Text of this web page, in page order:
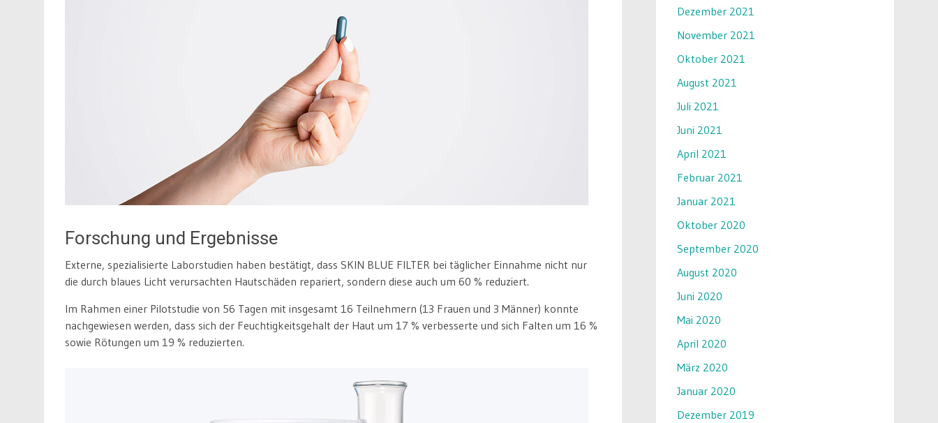
Forschung und Ergebnisse
Externe, spezialisierte Laborstudien haben bestätigt, dass SKIN BLUE FILTER bei täglicher Einnahme nicht nur
die durch blaues Licht verursachten Hautschäden repariert, sondern diese auch um 60 % reduziert.
Im Rahmen einer Pilotstudie von 56 Tagen mit insgesamt 16 Teilnehmern (13 Frauen und 3 Männer) konnte
nachgewiesen werden, dass sich der Feuchtigkeitsgehalt der Haut um 17 % verbesserte und sich Falten um 16 %
sowie Rötungen um 19 % reduzierten.
Dezember 2021
November 2021
Oktober 2021
August 2021
Juli 2021
Juni 2021
April 2021
Februar 2021
Januar 2021
Oktober 2020
September 2020
August 2020
Juni 2020
Mai 2020
April 2020
März 2020
Januar 2020
Dezember 2019